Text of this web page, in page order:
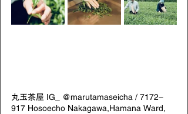
丸玉茶屋 IG_ @marutamaseicha / 7172-
917 Hosoecho Nakagawa,Hamana Ward,